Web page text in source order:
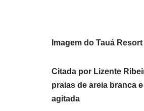
Imagem do Tauá
Citada por Lizente
praias de areia branca
agitada